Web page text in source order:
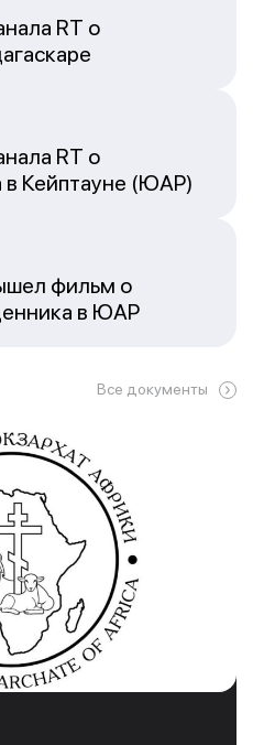
RT о
RT о
в Кейптауне (ЮАР)
фильм о
в ЮАР
Все документы